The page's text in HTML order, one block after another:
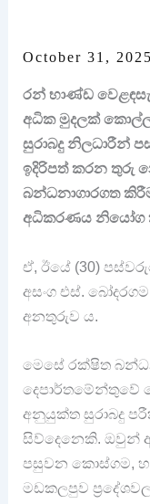
October 31, 2025
රන් භාණ්ඩ
අධික මුදලක්
සුරාබදු නිලධාරීන්
ඉදිරිපත් කරන තුරු
බන්ධනාගාරගත
අධිකරණය නියෝග
ඒ, ඊයේ (30)
අසංග එස්.
අනතුරුව ය.
මෙසේ රක්ෂිත
දෙපාර්තමේන්තුවේ
අනුයුක්ත සුරාබදු
සිව්දෙනෙකි. ඔවුන්
පසුවන කොස්ගම,
මඩකලපුව